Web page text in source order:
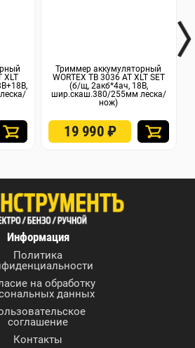
XLT
Триммер аккумуляторный
WORTEX TB 3036 AT XLT SET
(б/щ, 2акб*4ач, 18В,
шир.скаш.380/255мм леска/
нож)
19 990 ₽
Информация
Политика
на обработку
данных
соглашение
Контакты